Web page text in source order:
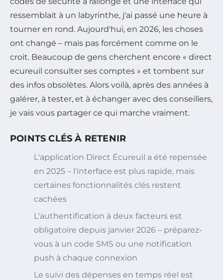
ressemblait à un labyrinthe, j'ai passé une heure à
tourner en rond. Aujourd'hui, en 2026, les choses
ont changé – mais pas forcément comme on le
croit. Beaucoup de gens cherchent encore « direct
ecureuil consulter ses comptes » et tombent sur
des infos obsolètes. Alors voilà, après des années à
galérer, à tester, et à échanger avec des conseillers,
je vais vous partager ce qui marche vraiment.
POINTS CLÉS À RETENIR
L'application Direct Écureuil a été repensée
en 2025 – l'interface est plus rapide, mais
certaines fonctionnalités clés restent
cachées
L'authentification à deux facteurs est
obligatoire depuis janvier 2026 – préparez-
vous à un code SMS ou une notification
push à chaque connexion
Le suivi des dépenses en temps réel est